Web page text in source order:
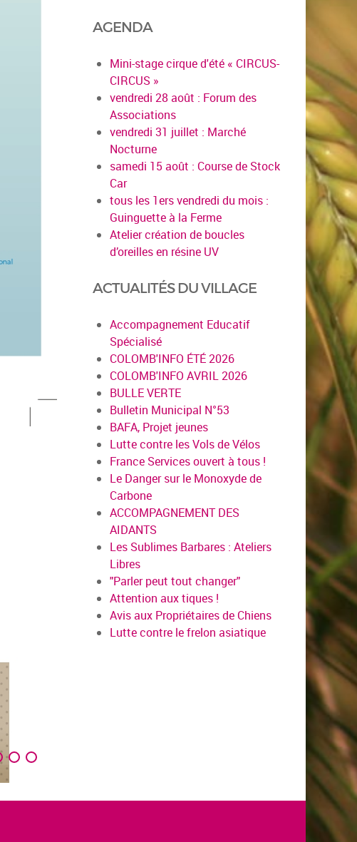
AGENDA
Mini-stage cirque d'été « CIRCUS-
CIRCUS »
vendredi 28 août : Forum des
Associations
vendredi 31 juillet : Marché
Nocturne
samedi 15 août : Course de Stock
Car
tous les 1ers vendredi du mois :
Guinguette à la Ferme
Atelier création de boucles
d’oreilles en résine UV
ACTUALITÉS DU VILLAGE
Accompagnement Educatif
Spécialisé
COLOMB'INFO ÉTÉ 2026
COLOMB'INFO AVRIL 2026
BULLE VERTE
Bulletin Municipal N°53
BAFA, Projet jeunes
Lutte contre les Vols de Vélos
France Services ouvert à tous !
Le Danger sur le Monoxyde de
Carbone
ACCOMPAGNEMENT DES
AIDANTS
Les Sublimes Barbares : Ateliers
Libres
"Parler peut tout changer"
Attention aux tiques !
Avis aux Propriétaires de Chiens
Lutte contre le frelon asiatique